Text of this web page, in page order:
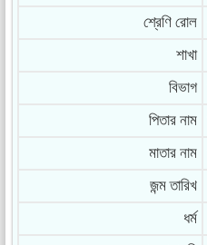
শ্রেণি রোল
শাখা
বিভাগ
পিতার নাম
মাতার নাম
জন্ম তারিখ
ধর্ম